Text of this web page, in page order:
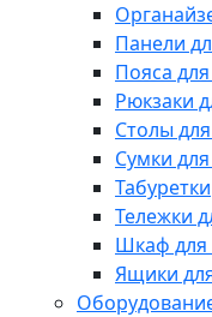
Панели
Пояса
Рюкзаки
Столы
Сумки
Табуретки
Тележки
Шкаф для
Ящики